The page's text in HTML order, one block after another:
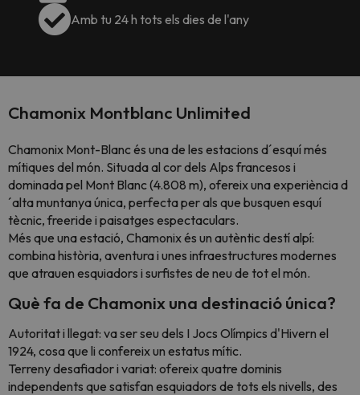
Amb tu 24 h tots els dies de l'any
Chamonix Montblanc Unlimited
Chamonix Mont-Blanc és una de les estacions d´esquí més
mítiques del món. Situada al cor dels Alps francesos i
dominada pel Mont Blanc (4.808 m), ofereix una experiència d
´alta muntanya única, perfecta per als que busquen esquí
tècnic, freeride i paisatges espectaculars.
Més que una estació, Chamonix és un autèntic destí alpí:
combina història, aventura i unes infraestructures modernes
que atrauen esquiadors i surfistes de neu de tot el món.
Què fa de Chamonix una destinació única?
Autoritat i llegat: va ser seu dels I Jocs Olímpics d'Hivern el
1924, cosa que li confereix un estatus mític.
Terreny desafiador i variat: ofereix quatre dominis
independents que satisfan esquiadors de tots els nivells, des